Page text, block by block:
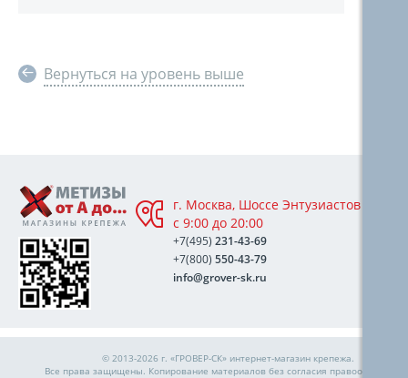
Вернуться на уровень выше
г. Москва, Шоссе Энтузиастов 76А,
с 9:00 до 20:00
+7(495) 231-43-69
+7(800) 550-43-79
info@grover-sk.ru
© 2013-2026 г. «ГРОВЕР-СК» интернет-магазин крепежа.
Все права защищены. Копирование материалов без согласия